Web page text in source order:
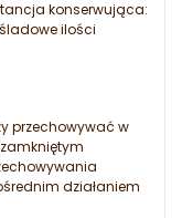
konserwująca:
ilości
przechowywać w
działaniem